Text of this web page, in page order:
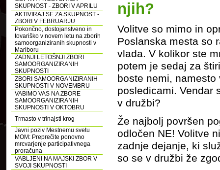
SKUPNOST - ZBORI V APRILU
AKTIVIRAJ SE ZA SKUPNOST -
ZBORI V FEBRUARJU
Pokončno, dostojanstveno in
tovariško v novem letu na zborih
samoorganiziranih skupnosti v
Mariboru
ZADNJI LETOŠNJI ZBORI
SAMOORGANIZIRANIH
SKUPNOSTI
ZBORI SAMOORGANIZIRANIH
SKUPNOSTI V NOVEMBRU
VABIMO VAS NA ZBORE
SAMOORGANIZIRANIH
SKUPNOSTI V OKTOBRU
Trmasto v trinajsti krog
Javni poziv Mestnemu svetu
MOM: Preprečite ponovno
mrcvarjenje participativnega
proračuna
VABLJENI NA MAJSKI ZBOR V
SVOJI SKUPNOSTI
njih?
Volitve so mimo in
Poslanska mesta so
vlada. V kolikor ste
potem je sedaj za
boste nemi,
posledicami. Vendar
v družbi?
Že najbolj površen
odločen NE! Volitve
zadnje dejanje, ki
so se v družbi že